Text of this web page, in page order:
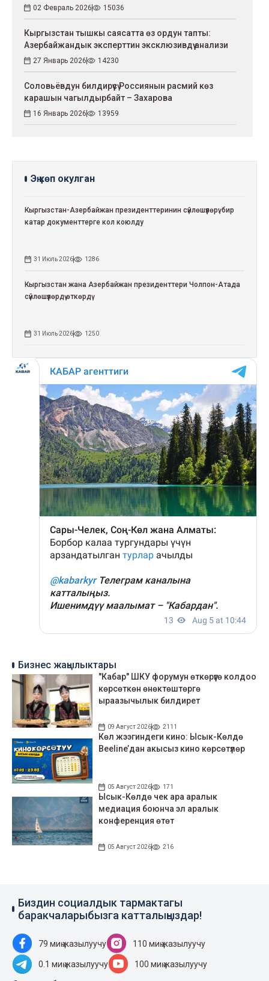
02 Февраль 2026 15036
Кыргызстан тышкы саясатта өз ордун тапты:
Азербайжандык эксперттин эксклюзивдүү анализи
27 Январь 2026 14230
Соловьёвдун билдирүүсү Россиянын расмий көз
карашын чагылдырбайт – Захарова
16 Январь 2026 13959
Эң көп окулган
Кыргызстан-Азербайжан президенттеринин сүйлөшүүлөрү: бир
катар документтерге кол коюлду
31 Июль 2026 1286
Кыргызстан жана Азербайжан президенттери Чолпон-Атада
сүйлөшүүлөрдү өткөрдү
31 Июль 2026 1250
Бизнес жаңылыктары
"Кабар" ШКУ форумун өткөрүүгө колдоо
көрсөткөн өнөктөштөргө
ыраазычылык билдирет
09 Август 2026 2111
Көл жээгиндеги кино: Ысык-Көлдө
Beeline’дан акысыз кино көрсөтүлөр
05 Август 2026 171
Ысык-Көлдө чек ара аралык
медиация боюнча эл аралык
конференция өтөт
05 Август 2026 216
Биздин социалдык тармактагы
баракчаларыбызга катталыңыздар!
79 миң жазылуучу 110 миң жазылуучу
0.1 миң жазылуучу 100 миң жазылуучу